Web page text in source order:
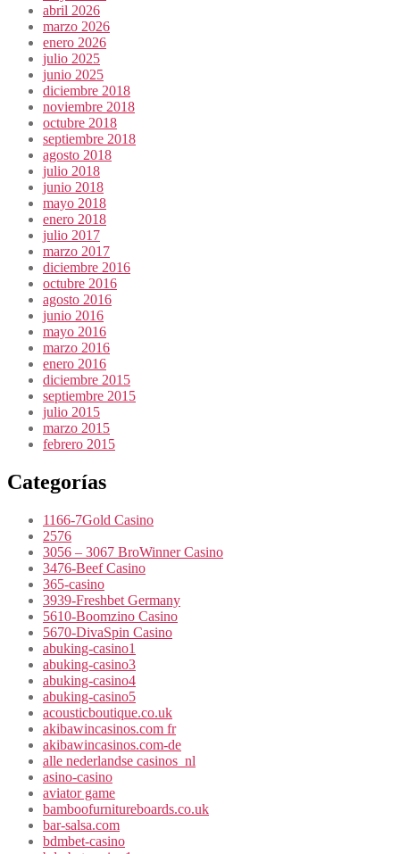
abril 2026
marzo 2026
enero 2026
julio 2025
junio 2025
diciembre 2018
noviembre 2018
octubre 2018
septiembre 2018
agosto 2018
julio 2018
junio 2018
mayo 2018
enero 2018
julio 2017
marzo 2017
diciembre 2016
octubre 2016
agosto 2016
junio 2016
mayo 2016
marzo 2016
enero 2016
diciembre 2015
septiembre 2015
julio 2015
marzo 2015
febrero 2015
Categorías
1166-7Gold Casino
2576
3056 – 3067 BroWinner Casino
3476-Beef Casino
365-casino
3939-Freshbet Germany
5610-Boomzino Casino
5670-DivaSpin Casino
abuking-casino1
abuking-casino3
abuking-casino4
abuking-casino5
acousticboutique.co.uk
akibawincasinos.com fr
akibawincasinos.com-de
alle nederlandse casinos_nl
asino-casino
aviator game
bamboofurnitureboards.co.uk
bar-salsa.com
bdmbet-casino